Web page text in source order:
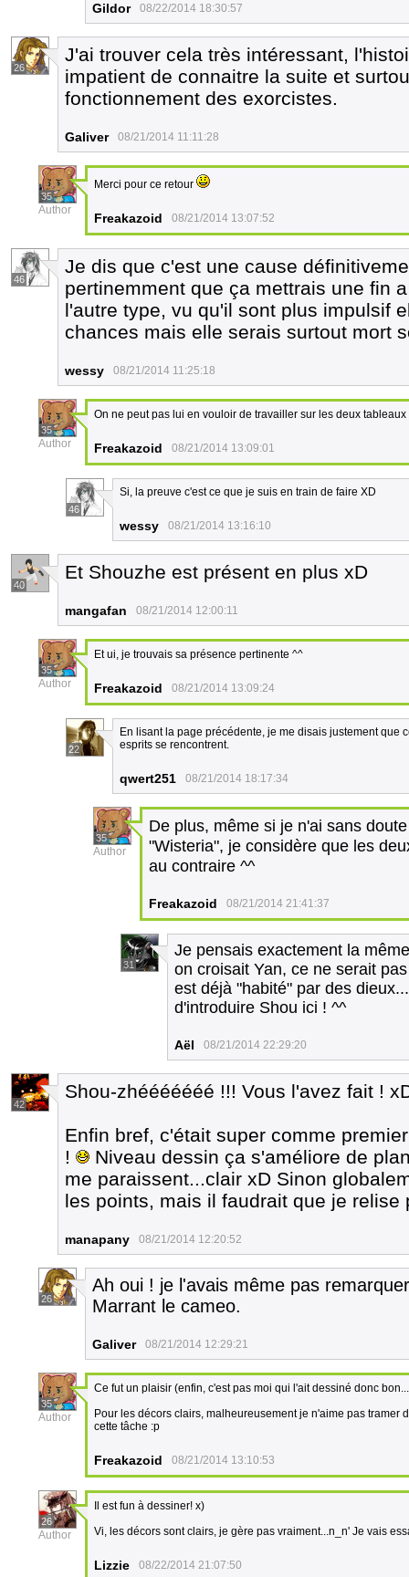
Gildor 08/22/2014 18:30:57
26
J'ai trouver cela très intéressant,
impatient de connaitre la suite et
fonctionnement des exorcistes.
Galiver 08/21/2014 11:11:28
35
Author
Merci pour ce retour
Freakazoid 08/21/2014 13:07:52
46
Je dis que c'est une cause
pertinemment que ça mettrais une fin
l'autre type, vu qu'il sont plus impulsif
chances mais elle serais surtout mort
wessy 08/21/2014 11:25:18
35
Author
On ne peut pas lui en vouloir de travailler sur les deux tableaux
Freakazoid 08/21/2014 13:09:01
46
Si, la preuve c'est ce que je suis en train de faire XD
wessy 08/21/2014 13:16:10
40
Et Shouzhe est présent en plus xD
mangafan 08/21/2014 12:00:11
35
Author
Et ui, je trouvais sa présence pertinente ^^
Freakazoid 08/21/2014 13:09:24
22
En lisant la page précédente, je me disais justement
esprits se rencontrent.
qwert251 08/21/2014 18:17:34
35
Author
De plus, même si je n'ai sans
"Wisteria", je considère que les
au contraire ^^
Freakazoid 08/21/2014 21:41:37
31
Je pensais exactement la
on croisait Yan, ce ne serait
est déjà "habité" par des
d'introduire Shou ici ! ^^
Aël 08/21/2014 22:29:20
42
Shou-zhééééééé !!! Vous l'avez fait !
Enfin bref, c'était super comme
!
Niveau dessin ça s'améliore de
me paraissent...clair xD Sinon
les points, mais il faudrait que je relise
manapany 08/21/2014 12:20:52
26
Ah oui ! je l'avais même pas
Marrant le cameo.
Galiver 08/21/2014 12:29:21
35
Author
Ce fut un plaisir (enfin, c'est pas moi qui l'ait dessiné donc
Pour les décors clairs, malheureusement je n'aime pas
cette tâche :p
Freakazoid 08/21/2014 13:10:53
26
Author
Il est fun à dessiner! x)
Vi, les décors sont clairs, je gère pas vraiment...n_n' Je vais
Lizzie 08/22/2014 21:07:50